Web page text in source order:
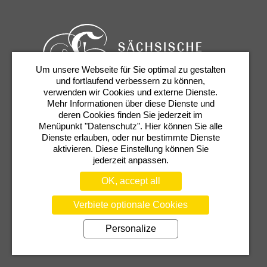
Tickets & Service Newsletter
Contact
Presse
Shop Semperoper
PRIVACY POLICY
COOKIE SETTINGS
Um unsere Webseite für Sie optimal zu gestalten
und fortlaufend verbessern zu können,
verwenden wir Cookies und externe Dienste.
Mehr Informationen über diese Dienste und
deren Cookies finden Sie jederzeit im
Menüpunkt "Datenschutz". Hier können Sie alle
Dienste erlauben, oder nur bestimmte Dienste
aktivieren. Diese Einstellung können Sie
jederzeit anpassen.
OK, accept all
Verbiete optionale Cookies
Personalize